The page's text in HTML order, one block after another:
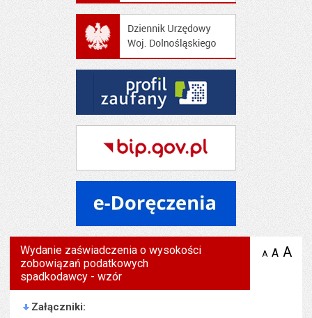
Wydanie zaświadczenia o wysokości
zobowiązań podatkowych
spadkodawcy - wzór
A zmniejsz
A A
Załączniki